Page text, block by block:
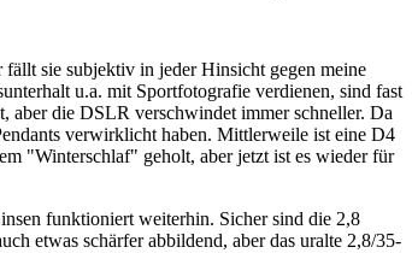
sie subjektiv in jeder Hinsicht gegen meine
u.a. mit Sportfotografie verdienen, sind fast
die DSLR verschwindet immer schneller. Da
verwirklicht haben. Mittlerweile ist eine D4
"Winterschlaf" geholt, aber jetzt ist es wieder für
funktioniert weiterhin. Sicher sind die 2,8
etwas schärfer abbildend, aber das uralte 2,8/35-